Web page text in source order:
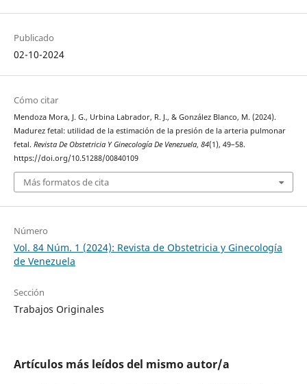
Publicado
02-10-2024
Cómo citar
Mendoza Mora, J. G., Urbina Labrador, R. J., & González Blanco, M. (2024).
Madurez fetal: utilidad de la estimación de la presión de la arteria pulmonar
fetal. Revista De Obstetricia Y Ginecología De Venezuela, 84(1), 49–58.
https://doi.org/10.51288/00840109
Más formatos de cita
Número
Vol. 84 Núm. 1 (2024): Revista de Obstetricia y Ginecología
de Venezuela
Sección
Trabajos Originales
Artículos más leídos del mismo autor/a